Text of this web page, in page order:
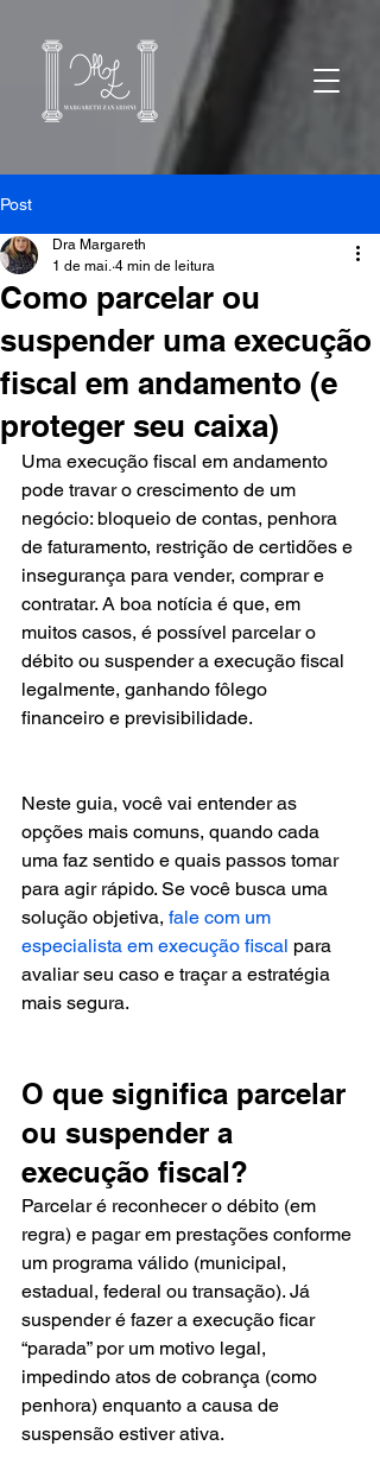
Post
Como parcelar ou
suspender uma execução
fiscal em andamento (e
proteger seu caixa)
Dra Margareth
1 de mai. 4 min de leitura
Uma execução fiscal em andamento
pode travar o crescimento de um
negócio: bloqueio de contas, penhora
de faturamento, restrição de certidões e
insegurança para vender, comprar e
contratar. A boa notícia é que, em
muitos casos, é possível parcelar o
débito ou suspender a execução fiscal
legalmente, ganhando fôlego
financeiro e previsibilidade.
Neste guia, você vai entender as
opções mais comuns, quando cada
uma faz sentido e quais passos tomar
para agir rápido. Se você busca uma
solução objetiva, fale com um
especialista em execução fiscal para
avaliar seu caso e traçar a estratégia
mais segura.
O que significa parcelar
ou suspender a
execução fiscal?
Parcelar é reconhecer o débito (em
regra) e pagar em prestações conforme
um programa válido (municipal,
estadual, federal ou transação). Já
suspender é fazer a execução ficar
“parada” por um motivo legal,
impedindo atos de cobrança (como
penhora) enquanto a causa de
suspensão estiver ativa.